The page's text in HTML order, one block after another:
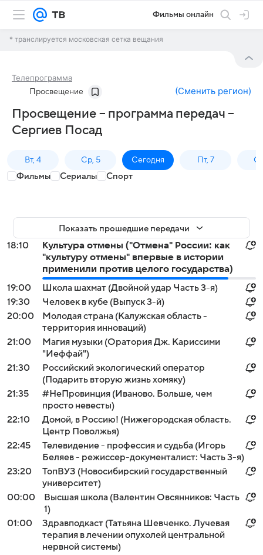
Фильмы онлайн
* транслируется московская сетка вещания
Телепрограмма
Просвещение (Сменить регион)
Просвещение – программа передач –
Сергиев Посад
Вт, 4 Ср, 5 Сегодня Пт, 7
Фильмы Сериалы Спорт
Показать прошедшие передачи
18:10
Культура отмены ("Отмена" России: как
"культуру отмены" впервые в истории
применили против целого государства)
19:00
Школа шахмат (Двойной удар Часть 3-я)
19:30
Человек в кубе (Выпуск 3-й)
20:00
Молодая страна (Калужская область -
территория инноваций)
21:00
Магия музыки (Оратория Дж. Кариссими
"Иеффай")
21:30
Российский экологический оператор
(Подарить вторую жизнь хомяку)
21:35
#НеПровинция (Иваново. Больше, чем
просто невесты)
22:10
Домой, в Россию! (Нижегородская область.
Центр Поволжья)
22:45
Телевидение - профессия и судьба (Игорь
Беляев - режиссер-документалист: Часть 3-я)
23:20
ТопВУЗ (Новосибирский государственный
университет)
00:00
Высшая школа (Валентин Овсянников: Часть
1)
01:00
Здравподкаст (Татьяна Шевченко. Лучевая
терапия в лечении опухолей центральной
нервной системы)